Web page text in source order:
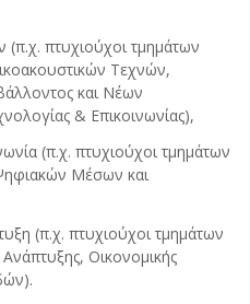
πτυχιούχοι τμημάτων
Τεχνών,
και Νέων
& Επικοινωνίας),
(π.χ. πτυχιούχοι τμημάτων
Μέσων και
(π.χ. πτυχιούχοι τμημάτων
Ανάπτυξης, Οικονομικής